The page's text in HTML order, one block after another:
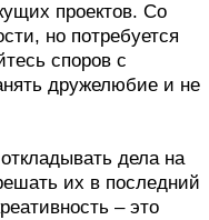
проектов. Со
но потребуется
споров с
дружелюбие и не
дела на
их в последний
– это